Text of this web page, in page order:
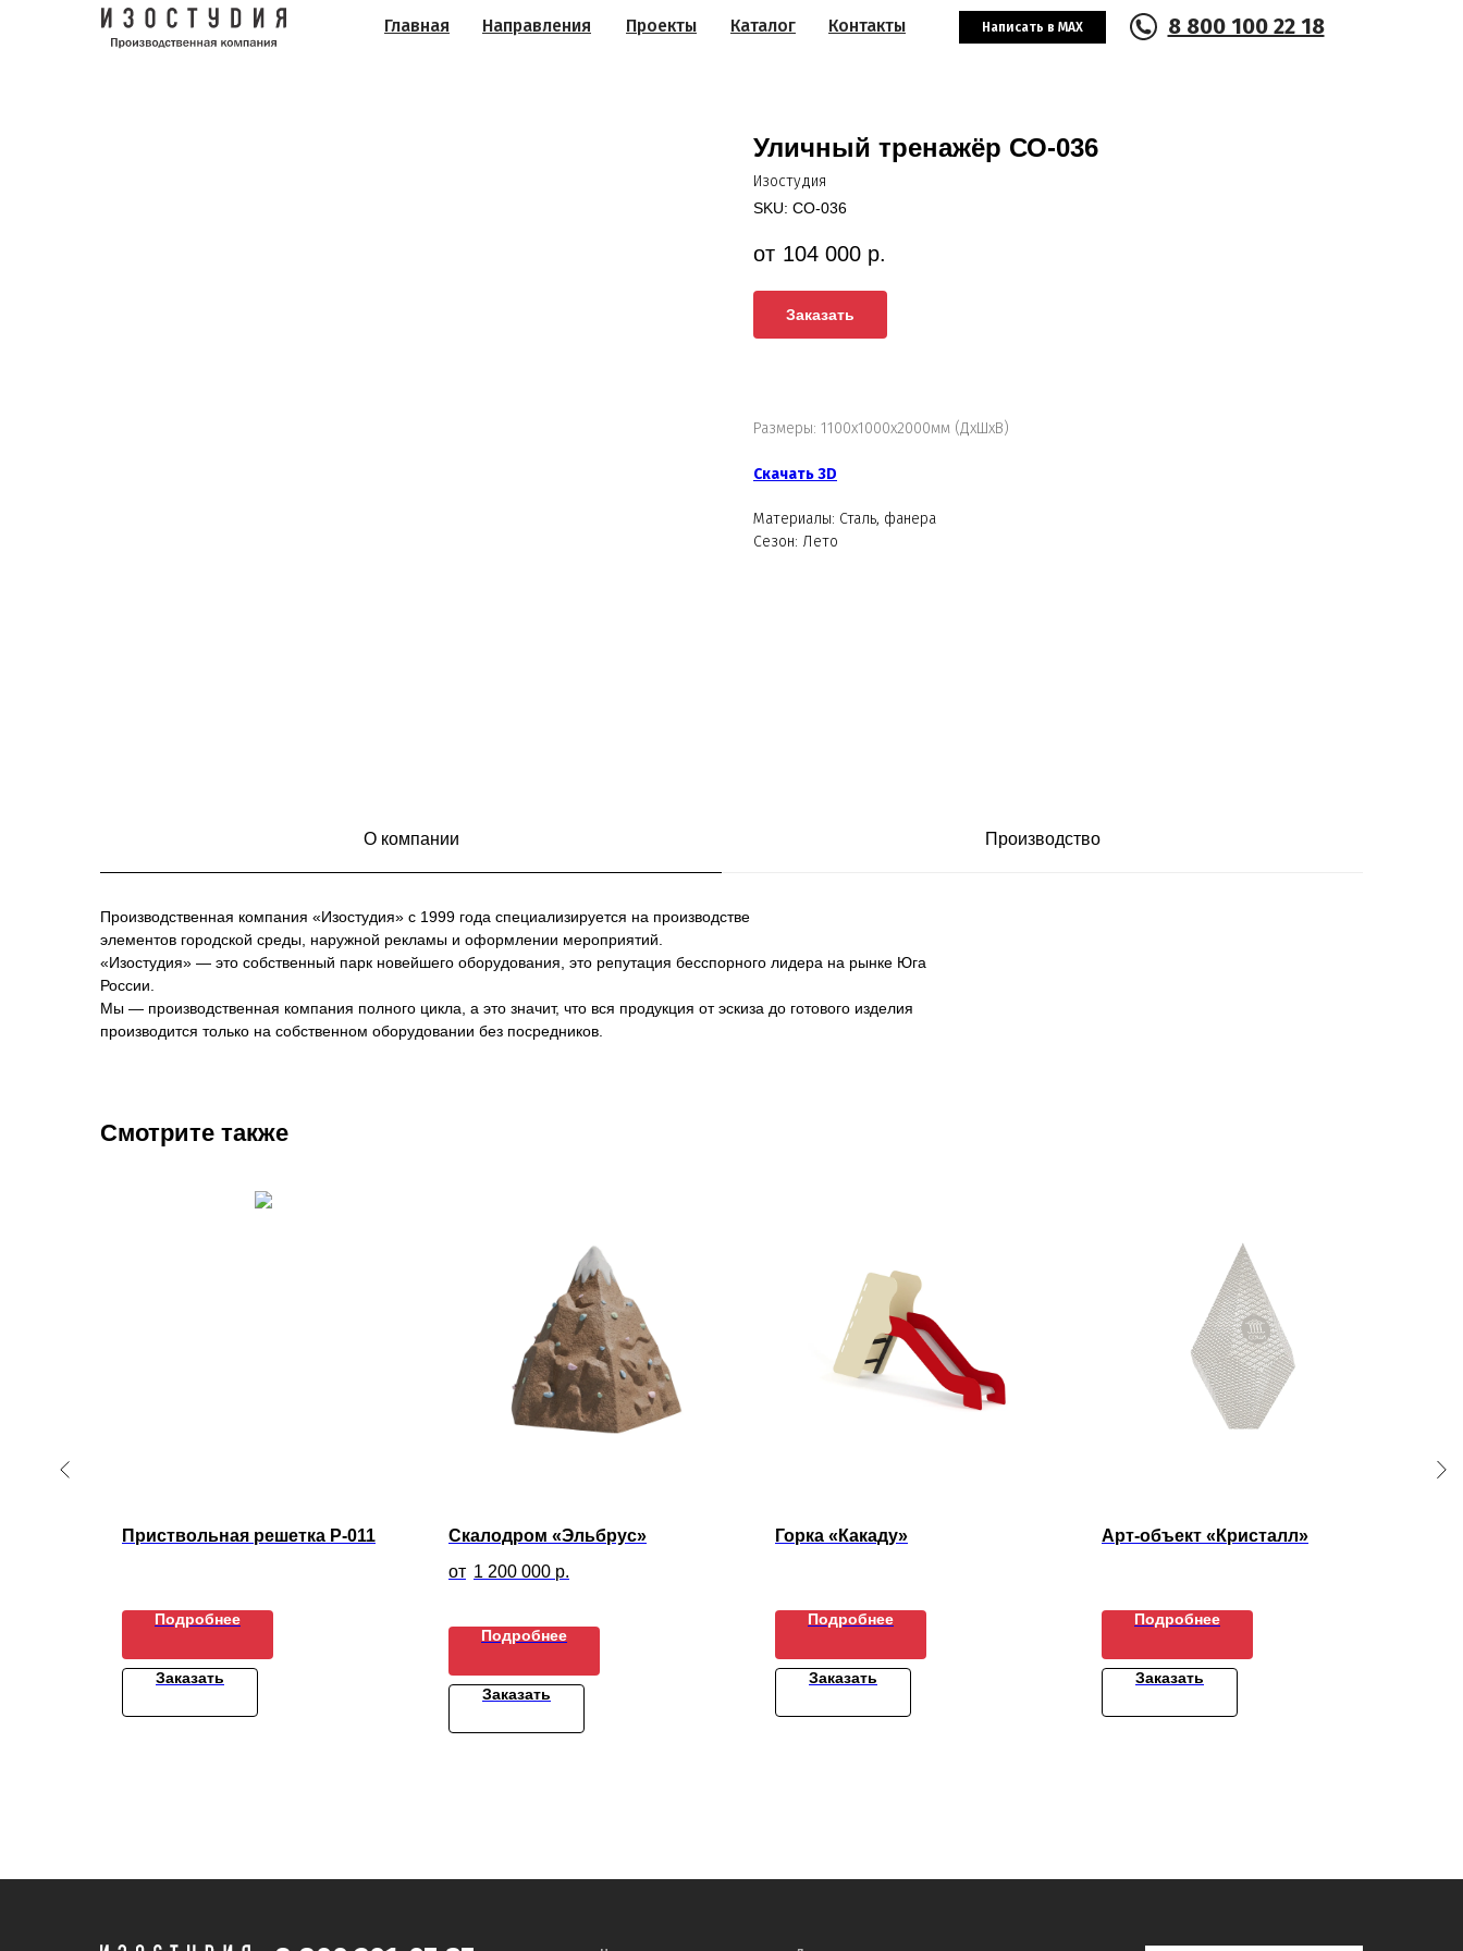
Главная Направления Контакты
Каталог 8 800 100 22 18
Проекты Написать в MAX
Уличный тренажёр СО-036
Изостудия
SKU: СО-036
104 000 р.
Заказать
Размеры: 1100х1000х2000мм (ДхШхВ)
Скачать 3D
Материалы: Сталь, фанера
Сезон: Лето
О компании Производство
Производственная компания «Изостудия» с 1999 года специализируется на производстве
элементов городской среды, наружной рекламы и оформлении мероприятий.
«Изостудия» — это собственный парк новейшего оборудования, это репутация бесспорного лидера на рынке Юга
России.
Мы — производственная компания полного цикла, а это значит, что вся продукция от эскиза до готового изделия
производится только на собственном оборудовании без посредников.
Смотрите также
Приствольная решетка Р-011
Подробнее
Заказать
Скалодром «Эльбрус»
1 200 000 р.
Подробнее
Заказать
Горка «Какаду»
Подробнее
Заказать
Арт-объект «Кристалл»
Подробнее
Заказать